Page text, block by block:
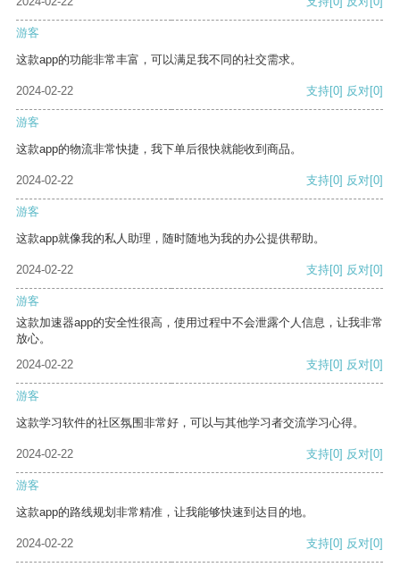
游客
这款app的功能非常丰富，可以满足我不同的社交需求。
2024-02-22 支持[0] 反对[0]
游客
这款app的物流非常快捷，我下单后很快就能收到商品。
2024-02-22 支持[0] 反对[0]
游客
这款app就像我的私人助理，随时随地为我的办公提供帮助。
2024-02-22 支持[0] 反对[0]
游客
这款加速器app的安全性很高，使用过程中不会泄露个人信息，让我非常
放心。
2024-02-22
支持[0] 反对[0]
游客
这款学习软件的社区氛围非常好，可以与其他学习者交流学习心得。
2024-02-22 支持[0] 反对[0]
游客
这款app的路线规划非常精准，让我能够快速到达目的地。
2024-02-22 支持[0] 反对[0]